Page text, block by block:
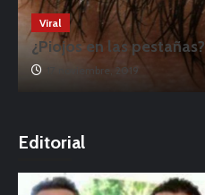
Viral
¿Piojos en las pestañas?
17 noviembre, 2019
Editorial